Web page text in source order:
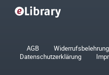
AGB Widerrufsbelehrung
Datenschutzerklärung